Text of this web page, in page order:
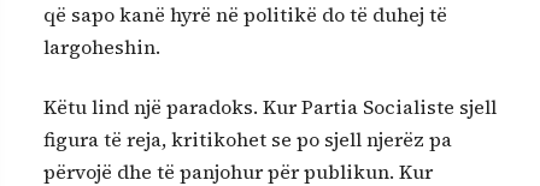
që sapo kanë hyrë në politikë do të duhej të
largoheshin.
Këtu lind një paradoks. Kur Partia Socialiste sjell
figura të reja, kritikohet se po sjell njerëz pa
përvojë dhe të panjohur për publikun. Kur